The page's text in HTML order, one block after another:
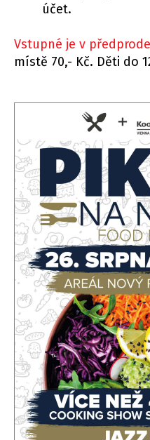
účet.
Vstupné je v
místě 70,- Kč. Děti do